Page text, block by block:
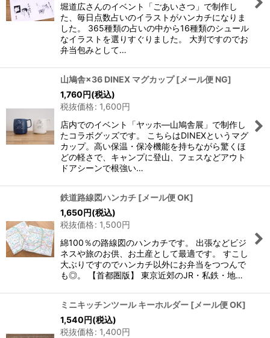
堀道広さんのイベント「ごあいさつ」で制作し
た、毎日点数占いのイラストがハンカチになりま
した。 365種類の占いの中から16種類のシュール
なイラストを選りすぐりました。 大判ですのでお
弁当包みとして…
山鳩舎×36 DINEX マグカップ [メール便 NG]
1,760円(税込)
税抜価格: 1,600円
店内でのイベント「ヤッホ―山鳩舎展」で制作し
たコラボグッズです。 こちらはDINEXというマグ
カップ。高い保温・保冷機能を持ちながら驚くほ
どの軽さで、キャンプに登山、フェスなどアウト
ドアシーンで根強い…
鉄道路線図ハンカチ [メール便 OK]
1,650円(税込)
税抜価格: 1,500円
綿100％の路線図のハンカチです。 出張などビジ
ネスや旅のお供、お土産として最適です。 すこし
大ぶりですのでハンカチ以外にお弁当をつつんで
も◎。 【首都圏版】 東京近郊のJR・私鉄・地…
ミニキッチンツール キーホルダー [メール便 OK]
1,540円(税込)
税抜価格: 1,400円